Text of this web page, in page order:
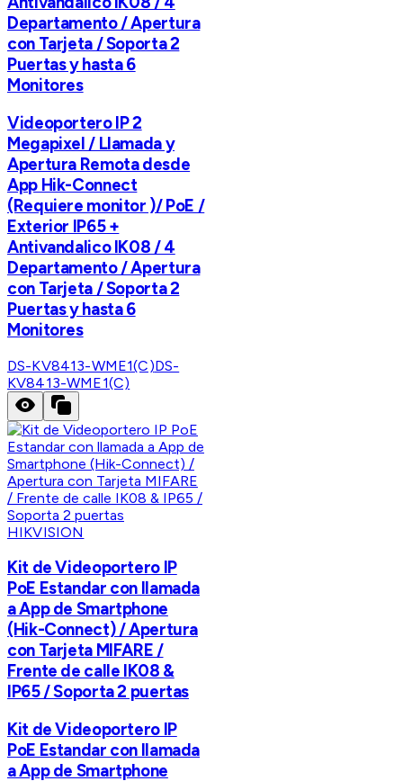
Departamento / Apertura
con Tarjeta / Soporta 2
Puertas y hasta 6
Monitores
Videoportero IP 2
Megapixel / Llamada y
Apertura Remota desde
App Hik-Connect
(Requiere monitor )/ PoE /
Exterior IP65 +
Antivandalico IK08 / 4
Departamento / Apertura
con Tarjeta / Soporta 2
Puertas y hasta 6
Monitores
DS-KV8413-WME1(C)DS-
KV8413-WME1(C)
HIKVISION
Kit de Videoportero IP
PoE Estandar con llamada
a App de Smartphone
(Hik-Connect) / Apertura
con Tarjeta MIFARE /
Frente de calle IK08 &
IP65 / Soporta 2 puertas
Kit de Videoportero IP
PoE Estandar con llamada
a App de Smartphone